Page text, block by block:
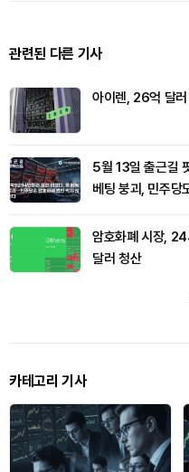
관련된 다른 기사
아이렌, 26억 달
5월 13일 출근길
베팅 붕괴, 민주당
암호화폐 시장,
달러 청산
카테고리 기사